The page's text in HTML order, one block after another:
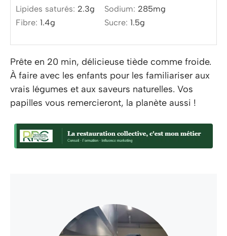
Lipides saturés: 2.3g Sodium: 285mg
Fibre: 1.4g Sucre: 1.5g
Prête en 20 min, délicieuse tiède comme froide.
À faire avec les enfants pour les familiariser aux
vrais légumes et aux saveurs naturelles. Vos
papilles vous remercieront, la planète aussi !